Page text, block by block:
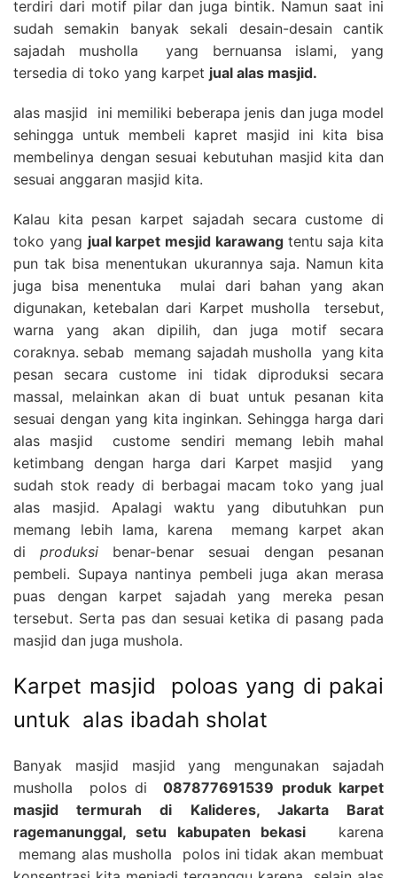
terdiri dari motif pilar dan juga bintik. Namun saat ini
sudah semakin banyak sekali desain-desain cantik
sajadah musholla yang bernuansa islami, yang
tersedia di toko yang karpet jual alas masjid.
alas masjid ini memiliki beberapa jenis dan juga model
sehingga untuk membeli kapret masjid ini kita bisa
membelinya dengan sesuai kebutuhan masjid kita dan
sesuai anggaran masjid kita.
Kalau kita pesan karpet sajadah secara custome di
toko yang jual karpet mesjid karawang tentu saja kita
pun tak bisa menentukan ukurannya saja. Namun kita
juga bisa menentuka mulai dari bahan yang akan
digunakan, ketebalan dari Karpet musholla tersebut,
warna yang akan dipilih, dan juga motif secara
coraknya. sebab memang sajadah musholla yang kita
pesan secara custome ini tidak diproduksi secara
massal, melainkan akan di buat untuk pesanan kita
sesuai dengan yang kita inginkan. Sehingga harga dari
alas masjid custome sendiri memang lebih mahal
ketimbang dengan harga dari Karpet masjid yang
sudah stok ready di berbagai macam toko yang jual
alas masjid. Apalagi waktu yang dibutuhkan pun
memang lebih lama, karena memang karpet akan
di produksi benar-benar sesuai dengan pesanan
pembeli. Supaya nantinya pembeli juga akan merasa
puas dengan karpet sajadah yang mereka pesan
tersebut. Serta pas dan sesuai ketika di pasang pada
masjid dan juga mushola.
Karpet masjid poloas yang di pakai
untuk alas ibadah sholat
Banyak masjid masjid yang mengunakan sajadah
musholla polos di087877691539 produk karpet
masjid termurah di Kalideres, Jakarta Barat
ragemanunggal, setu kabupaten bekasi karena
memang alas musholla polos ini tidak akan membuat